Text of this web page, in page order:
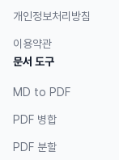
개인정보처리방침
이용약관
문서 도구
MD to PDF
PDF 병합
PDF 분할